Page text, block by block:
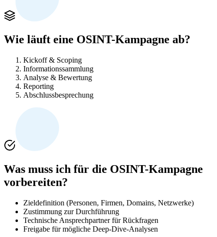
Wie läuft eine OSINT-Kampagne ab?
Kickoff & Scoping
Informationssammlung
Analyse & Bewertung
Reporting
Abschlussbesprechung
Was muss ich für die OSINT-Kampagne
vorbereiten?
Zieldefinition (Personen, Firmen, Domains, Netzwerke)
Zustimmung zur Durchführung
Technische Ansprechpartner für Rückfragen
Freigabe für mögliche Deep-Dive-Analysen